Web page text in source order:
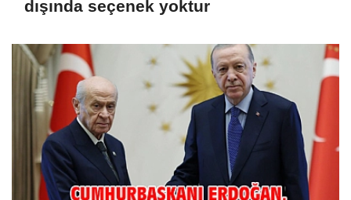
dışında seçenek yoktur